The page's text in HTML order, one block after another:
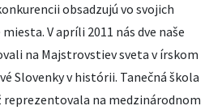
obsadzujú vo svojich
V apríli 2011 nás dve naše
na Majstrovstiev sveta v írskom
Slovenky v histórii. Tanečná škola
reprezentovala na medzinárodnom